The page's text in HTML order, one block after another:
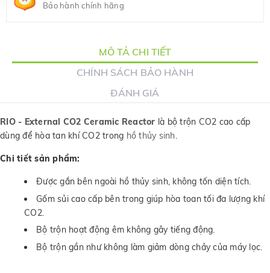
Bảo hành chính hãng
MÔ TẢ CHI TIẾT
CHÍNH SÁCH BẢO HÀNH
ĐÁNH GIÁ
RIO - External CO2 Ceramic Reactor là bộ trộn CO2 cao cấp
dùng để hòa tan khí CO2 trong hồ thủy sinh.
Chi tiết sản phẩm:
Được gắn bên ngoài hồ thủy sinh, không tốn diện tích.
Gốm sủi cao cấp bên trong giúp hòa toan tối đa lượng khí
CO2.
Bộ trộn hoạt động êm không gây tiếng động.
Bộ trộn gần như không làm giảm dòng chảy của máy lọc.